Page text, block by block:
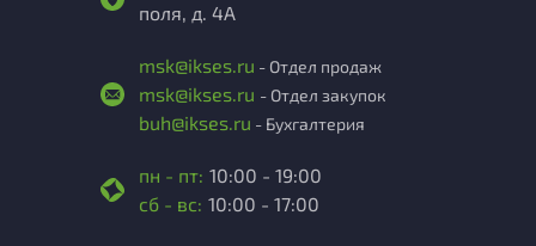
поля, д. 4А
msk@ikses.ru - Отдел продаж
msk@ikses.ru - Отдел закупок
buh@ikses.ru - Бухгалтерия
пн - пт: 10:00 - 19:00
сб - вс: 10:00 - 17:00